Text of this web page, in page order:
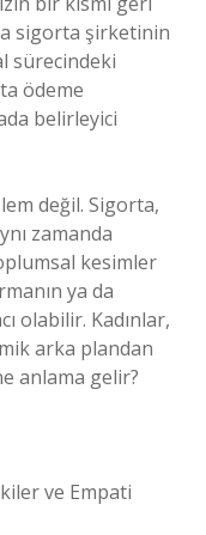
sigorta şirketinin
sürecindeki
ödeme
belirleyici
değil. Sigorta,
zamanda
kesimler
ya da
olabilir. Kadınlar,
arka plandan
anlama gelir?
ve Empati